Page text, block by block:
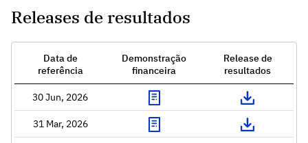
Releases de resultados
Data de
referência
Demonstração
financeira
Release de
resultados
30 Jun, 2026
31 Mar, 2026